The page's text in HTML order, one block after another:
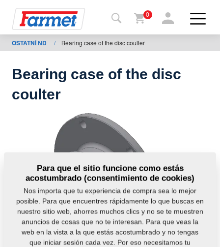
Volver
al
shop
máquinas
A
descargar
0
OSTATNÍ ND / Bearing case of the disc coulter
Bearing case of the disc
coulter
Para que el sitio funcione como estás
acostumbrado (consentimiento de cookies)
Nos importa que tu experiencia de compra sea lo mejor
posible. Para que encuentres rápidamente lo que buscas en
nuestro sitio web, ahorres muchos clics y no se te muestren
anuncios de cosas que no te interesan. Para que veas la
web en la vista a la que estás acostumbrado y no tengas
que iniciar sesión cada vez. Por eso necesitamos tu